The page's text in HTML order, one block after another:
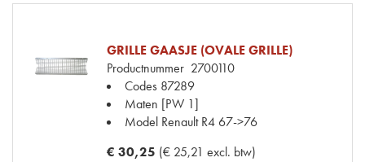
GRILLE GAASJE (OVALE GRILLE)
Productnummer 2700110
Codes 87289
Maten [PW 1]
Model Renault R4 67->76
€ 30,25 (€ 25,21 excl. btw)